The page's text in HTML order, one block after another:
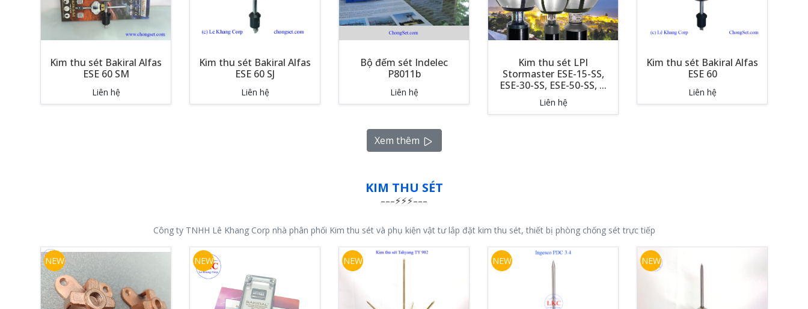
Kim thu sét Bakiral Alfas
ESE 60 SM
Liên hệ
Kim thu sét Bakiral Alfas
ESE 60 SJ
Liên hệ
Bộ đếm sét Indelec
P8011b
Liên hệ
Kim thu sét LPI
Stormaster ESE-15-SS,
ESE-30-SS, ESE-50-SS, ...
Liên hệ
Kim thu sét Bakiral Alfas
ESE 60
Liên hệ
Xem thêm
KIM THU SÉT
Công ty TNHH Lê Khang Corp nhà phân phối Kim thu sét và phụ kiện vật tư lắp đặt kim thu sét, thiết bị phòng chống sét trực tiếp
NEW NEW NEW NEW NEW